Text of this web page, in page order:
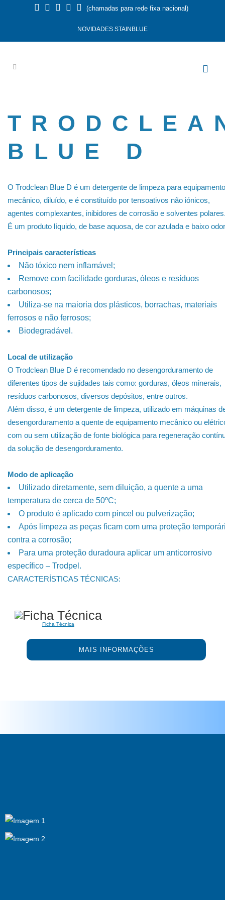
(chamadas para rede fixa nacional)
NOVIDADES STAINBLUE
BLUE D
O Trodclean Blue D é um detergente de limpeza para equipamento
mecânico, diluído, e é constituído por tensoativos não iónicos,
agentes complexantes, inibidores de corrosão e solventes
É um produto líquido, de base aquosa, de cor azulada e baixo
Principais características
Não tóxico nem inflamável;
Remove com facilidade gorduras, óleos e resíduos
carbonosos;
Utiliza-se na maioria dos plásticos, borrachas, materiais
ferrosos e não ferrosos;
Biodegradável.
Local de utilização
O Trodclean Blue D é recomendado no desengorduramento de
diferentes tipos de sujidades tais como: gorduras, óleos minerais,
resíduos carbonosos, diversos depósitos, entre outros.
Além disso, é um detergente de limpeza, utilizado em máquinas
desengorduramento a quente de equipamento mecânico ou
com ou sem utilização de fonte biológica para regeneração
da solução de desengorduramento.
Modo de aplicação
Utilizado diretamente, sem diluição, a quente a uma
temperatura de cerca de 50ºC;
O produto é aplicado com pincel ou pulverização;
Após limpeza as peças ficam com uma proteção
contra a corrosão;
Para uma proteção duradoura aplicar um anticorrosivo
específico – Trodpel.
CARACTERÍSTICAS TÉCNICAS:
Ficha Técnica
MAIS INFORMAÇÕES